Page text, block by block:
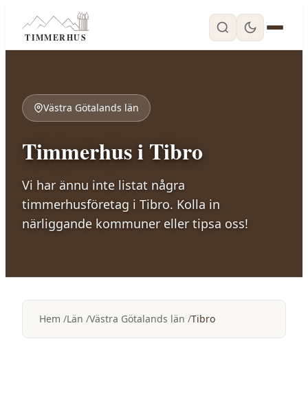
TIMMERHUS
Västra Götalands län
Timmerhus iTibro
Vi har ännu inte listat några
timmerhusföretag i Tibro. Kolla in
närliggande kommuner eller tipsa oss!
Hem Län Västra Götalands län Tibro